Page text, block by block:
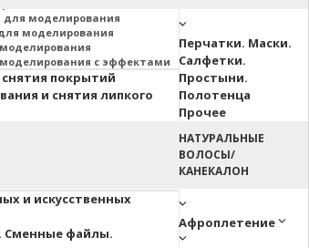
для моделирования
моделирования
с эффектами
покрытий
и снятия липкого
и искусственных
Сменные файлы.
Перчатки. Маски.
Салфетки.
Простыни.
Полотенца
Прочее
НАТУРАЛЬНЫЕ
ВОЛОСЫ/
КАНЕКАЛОН
Афроплетение